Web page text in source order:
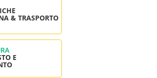
& TRASPORTO
E